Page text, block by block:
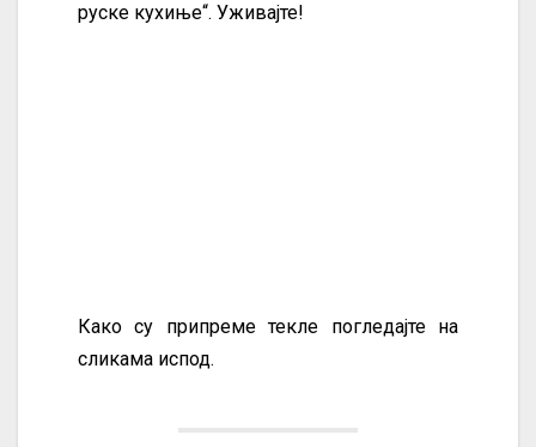
руске кухиње“. Уживајте!
Како су припреме текле погледајте на
сликама испод.